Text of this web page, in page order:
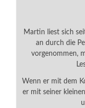
Martin liest sich
an durch die
vorgenommen,
Wenn er mit dem
er mit seiner